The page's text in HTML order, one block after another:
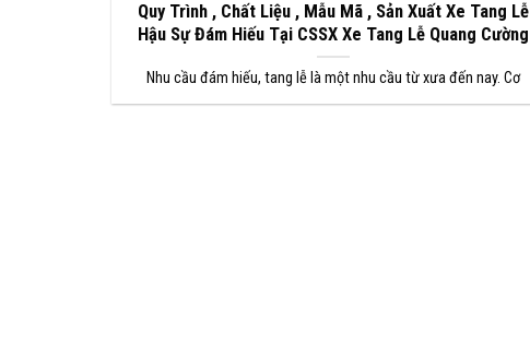
Quy Trình , Chất Liệu , Mẫu Mã , Sản Xuất Xe Tang Lễ
Hậu Sự Đám Hiếu Tại CSSX Xe Tang Lễ Quang Cường
Nhu cầu đám hiếu, tang lễ là một nhu cầu từ xưa đến nay. Cơ